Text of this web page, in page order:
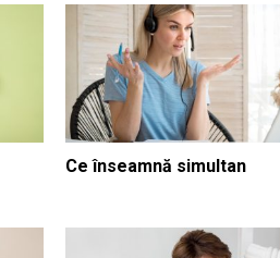
Ce înseamnă simultan